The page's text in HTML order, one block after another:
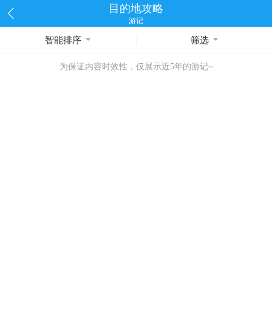
目的地攻略
游记
智能排序 筛选
为保证内容时效性，仅展示近5年的游记~